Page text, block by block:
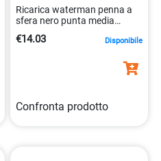
Ricarica waterman penna a
sfera nero punta media
3501170944486
€14.03 Disponibile
Confronta prodotto